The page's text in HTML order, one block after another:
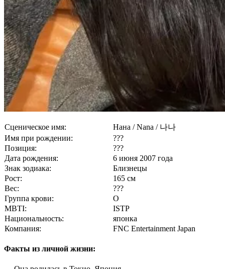
Сценическое имя:
Нана / Nana / 나나
Имя при рождении:
???
Позиция:
???
Дата рождения:
6 июня 2007 года
Знак зодиака:
Близнецы
Рост:
165 см
Вес:
???
Группа крови:
O
MBTI:
ISTP
Национальность:
японка
Компания:
FNC Entertainment Japan
Факты из личной жизни: